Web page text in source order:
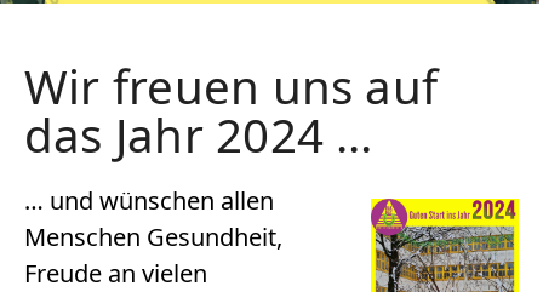
Wir freuen uns auf
das Jahr 2024 …
… und wünschen allen
Menschen Gesundheit,
Freude an vielen